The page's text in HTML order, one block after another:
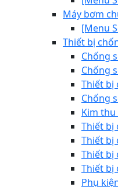
Máy bơm
[Menu
Thiết bị
Chống
Chống
Thiết bị
Chống
Kim thu
Thiết bị
Thiết bị
Thiết bị
Thiết bị
Phụ